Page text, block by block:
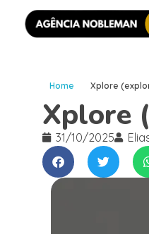
Home Xplore
Xplore
31/10/2025